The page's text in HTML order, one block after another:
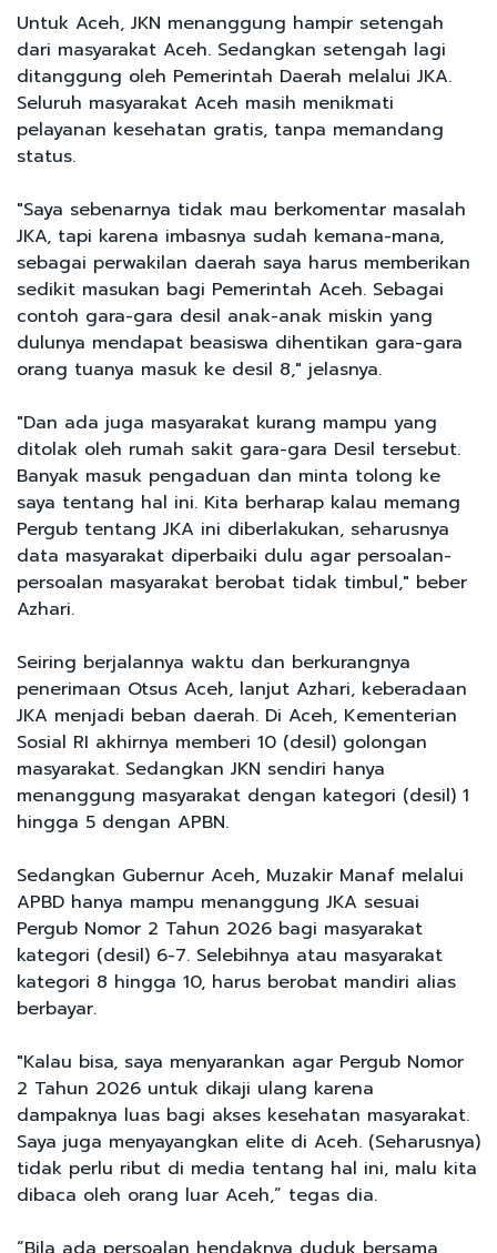
Untuk Aceh, JKN menanggung hampir setengah
dari masyarakat Aceh. Sedangkan setengah lagi
ditanggung oleh Pemerintah Daerah melalui JKA.
Seluruh masyarakat Aceh masih menikmati
pelayanan kesehatan gratis, tanpa memandang
status.
"Saya sebenarnya tidak mau berkomentar masalah
JKA, tapi karena imbasnya sudah kemana-mana,
sebagai perwakilan daerah saya harus memberikan
sedikit masukan bagi Pemerintah Aceh. Sebagai
contoh gara-gara desil anak-anak miskin yang
dulunya mendapat beasiswa dihentikan gara-gara
orang tuanya masuk ke desil 8," jelasnya.
"Dan ada juga masyarakat kurang mampu yang
ditolak oleh rumah sakit gara-gara Desil tersebut.
Banyak masuk pengaduan dan minta tolong ke
saya tentang hal ini. Kita berharap kalau memang
Pergub tentang JKA ini diberlakukan, seharusnya
data masyarakat diperbaiki dulu agar persoalan-
persoalan masyarakat berobat tidak timbul," beber
Azhari.
Seiring berjalannya waktu dan berkurangnya
penerimaan Otsus Aceh, lanjut Azhari, keberadaan
JKA menjadi beban daerah. Di Aceh, Kementerian
Sosial RI akhirnya memberi 10 (desil) golongan
masyarakat. Sedangkan JKN sendiri hanya
menanggung masyarakat dengan kategori (desil) 1
hingga 5 dengan APBN.
Sedangkan Gubernur Aceh, Muzakir Manaf melalui
APBD hanya mampu menanggung JKA sesuai
Pergub Nomor 2 Tahun 2026 bagi masyarakat
kategori (desil) 6-7. Selebihnya atau masyarakat
kategori 8 hingga 10, harus berobat mandiri alias
berbayar.
"Kalau bisa, saya menyarankan agar Pergub Nomor
2 Tahun 2026 untuk dikaji ulang karena
dampaknya luas bagi akses kesehatan masyarakat.
Saya juga menyayangkan elite di Aceh. (Seharusnya)
tidak perlu ribut di media tentang hal ini, malu kita
dibaca oleh orang luar Aceh,” tegas dia.